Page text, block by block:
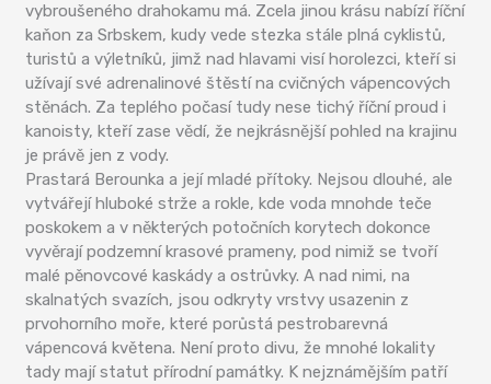
vybroušeného drahokamu má. Zcela jinou krásu nabízí říční
kaňon za Srbskem, kudy vede stezka stále plná cyklistů,
turistů a výletníků, jimž nad hlavami visí horolezci, kteří si
užívají své adrenalinové štěstí na cvičných vápencových
stěnách. Za teplého počasí tudy nese tichý říční proud i
kanoisty, kteří zase vědí, že nejkrásnější pohled na krajinu
je právě jen z vody.
Prastará Berounka a její mladé přítoky. Nejsou dlouhé, ale
vytvářejí hluboké strže a rokle, kde voda mnohde teče
poskokem a v některých potočních korytech dokonce
vyvěrají podzemní krasové prameny, pod nimiž se tvoří
malé pěnovcové kaskády a ostrůvky. A nad nimi, na
skalnatých svazích, jsou odkryty vrstvy usazenin z
prvohorního moře, které porůstá pestrobarevná
vápencová květena. Není proto divu, že mnohé lokality
tady mají statut přírodní památky. K nejznámějším patří